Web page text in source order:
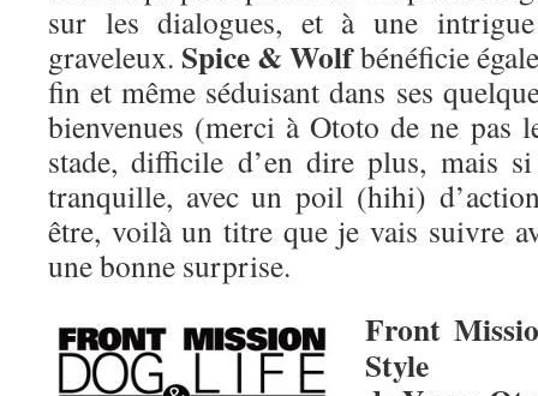
sur les dialogues, et à une
graveleux. Spice & Wolfbénéficie
fin et même séduisant dans ses
bienvenues (merci à Ototo de ne pas
stade, difficile d’en dire plus, mais
tranquille, avec un poil (hihi)
être, voilà un titre que je vais suivre
une bonne surprise.
Front
Style